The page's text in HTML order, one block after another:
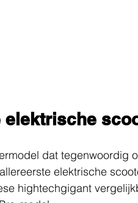
elektrische
dat tegenwoordig
elektrische
hightechgigant